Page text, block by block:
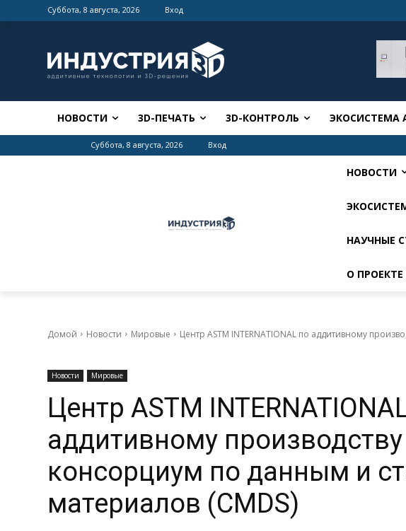
Суббота, 8 августа, 2026 Вход
НОВОСТИ 3D-ПЕЧАТЬ 3D-КОНТРОЛЬ ЭКОСИСТЕМА
Суббота, 8 августа, 2026 Вход
НОВОСТИ
НАУЧНЫЕ
О ПРОЕКТЕ
Домой Новости Мировые Центр ASTM INTERNATIONAL по аддитивному
Новости Мировые
Центр ASTM
аддитивному производству
консорциум по данным и
материалов (CMDS)